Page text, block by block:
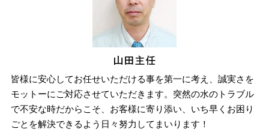
皆様に安心してお任せいただける事を第一に考え、誠実さを
モットーにご対応させていただきます。突然の水のトラブル
で不安な時だからこそ、お客様に寄り添い、いち早くお困り
ごとを解決できるよう日々努力してまいります！